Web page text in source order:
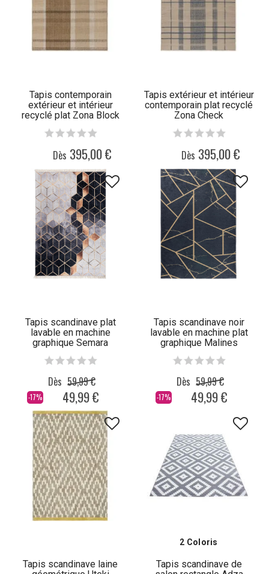
Tapis contemporain
extérieur et intérieur
recyclé plat Zona Block
Dès 395,00 €
Tapis extérieur et intérieur
contemporain plat recyclé
Zona Check
Dès 395,00 €
Tapis scandinave plat
lavable en machine
graphique Semara
-17%
Dès 59,99 €
49,99 €
Tapis scandinave noir
lavable en machine plat
graphique Malines
-17%
Dès 59,99 €
49,99 €
Tapis scandinave laine
2 Coloris
Tapis scandinave de